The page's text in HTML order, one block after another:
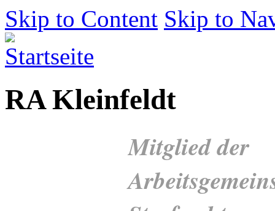
Skip to Content Skip to
RA Kleinfeldt
Mitglied der